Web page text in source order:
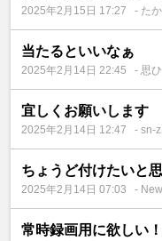
2025年2月15日 17:27 - た
当たるといいなぁ
2025年2月14日 22:45 - 思
宜しくお願いします
2025年2月14日 12:47 - sn-
ちょうど付けたいと
2025年2月14日 07:03 -
常時録画用に欲しい！